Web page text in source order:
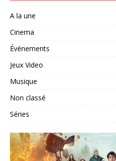
A la une
Cinema
Événements
Jeux Video
Musique
Non classé
Séries